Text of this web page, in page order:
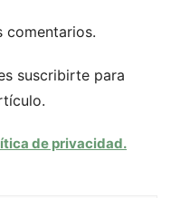
comentarios.
suscribirte para
de privacidad.